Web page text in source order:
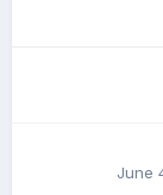
June